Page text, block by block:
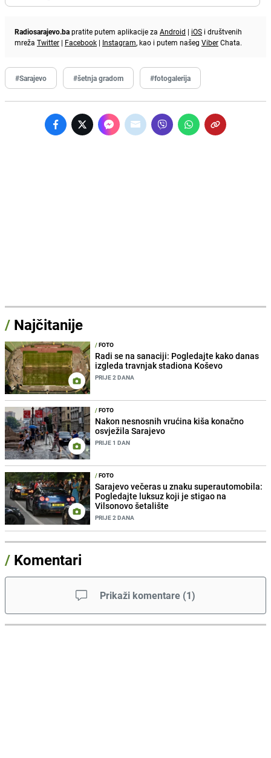
Radiosarajevo.bapratite putem aplikacije za Android | iOS i društvenih
mreža Twitter | Facebook | Instagram, kao i putem našeg ViberChata.
#Sarajevo #šetnja gradom #fotogalerija
/ Najčitanije
/FOTO
Radi se na sanaciji: Pogledajte kako danas
izgleda travnjak stadiona Koševo
PRIJE 2 DANA
/FOTO
Nakon nesnosnih vrućina kiša konačno
osvježila Sarajevo
PRIJE 1 DAN
/FOTO
Sarajevo večeras u znaku superautomobila:
Pogledajte luksuz koji je stigao na
Vilsonovo šetalište
PRIJE 2 DANA
/ Komentari
Prikaži komentare (1)